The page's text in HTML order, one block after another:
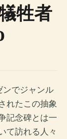
牲者
ンでジャンル
れたこの抽象
記念碑とは一
て訪れる人々